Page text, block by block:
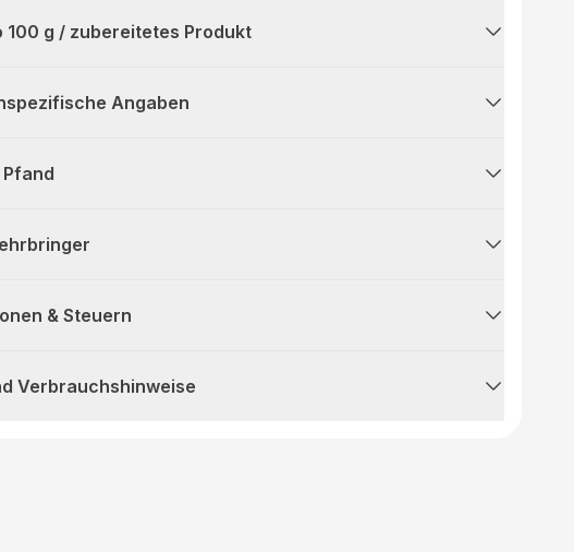
100 g / zubereitetes Produkt
Angaben
& Steuern
Verbrauchshinweise